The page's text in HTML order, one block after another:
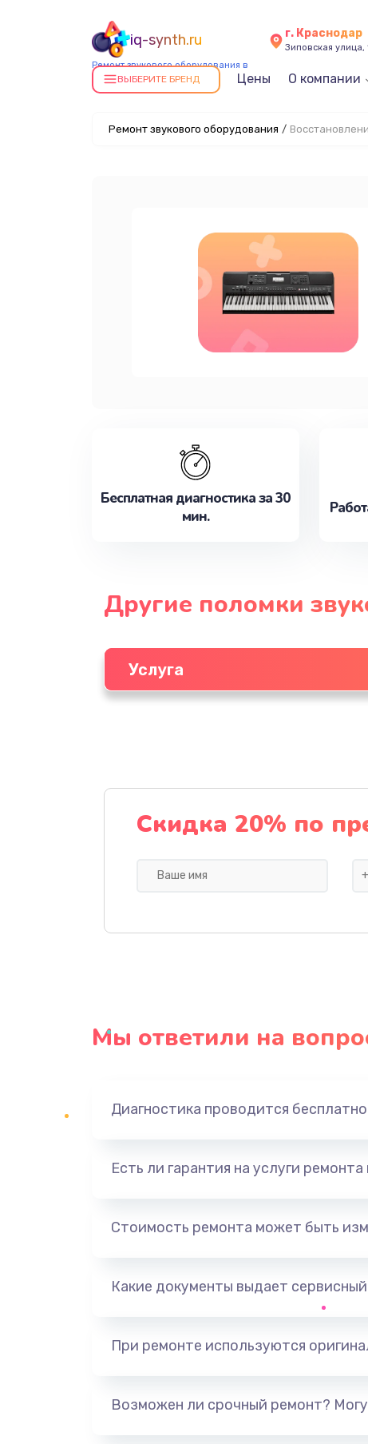
iq-synth.ru
Ремонт звукового оборудования в
Краснодаре
г. Краснодар
Зиповская улица,
ВЫБЕРИТЕ БРЕНД Цены О компании
Ремонт звукового оборудования /
Бесплатная диагностика за 30
мин.
Другие поломки
Услуга
Скидка 20% по
Мы ответили на
Диагностика проводится
Есть ли гарантия на услуги
Стоимость ремонта может быть
Какие документы выдает
При ремонте используются
Возможен ли срочный ремонт?